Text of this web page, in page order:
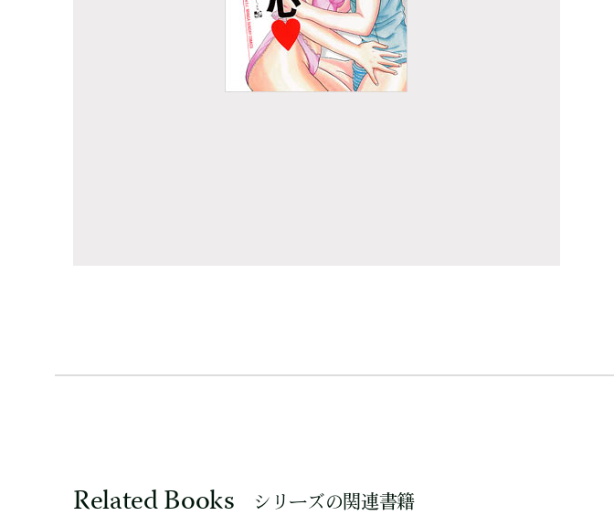
Related Books シリーズの関連書籍